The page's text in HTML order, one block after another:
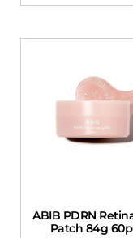
ABIB PDRN
Patch 84g